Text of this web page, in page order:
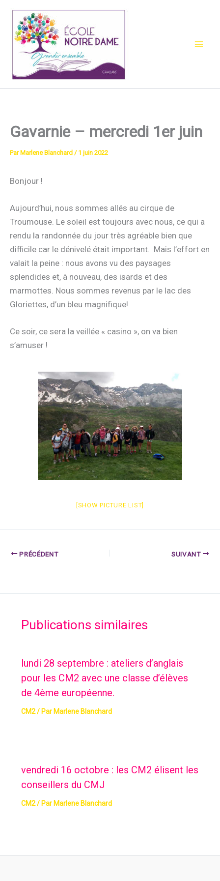
contenu
Gavarnie – mercredi 1er juin
Par Marlene Blanchard / 1 juin 2022
Bonjour !
Aujourd’hui, nous sommes allés au cirque de
Troumouse. Le soleil est toujours avec nous, ce qui a
rendu la randonnée du jour très agréable bien que
difficile car le dénivelé était important. Mais l’effort en
valait la peine : nous avons vu des paysages
splendides et, à nouveau, des isards et des
marmottes. Nous sommes revenus par le lac des
Gloriettes, d’un bleu magnifique!
Ce soir, ce sera la veillée « casino », on va bien
s’amuser !
[SHOW PICTURE LIST]
PRÉCÉDENT SUIVANT
Publications similaires
lundi 28 septembre : ateliers d’anglais
pour les CM2 avec une classe d’élèves
de 4ème européenne.
CM2/ Par Marlene Blanchard
vendredi 16 octobre : les CM2 élisent les
conseillers du CMJ
CM2/ Par Marlene Blanchard